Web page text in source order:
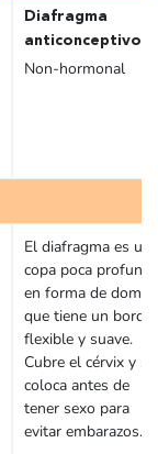
Diafragma
anticonceptivo
Non-hormonal
El diafragma es una
copa poca profunda
en forma de domo
que tiene un borde
flexible y suave.
Cubre el cérvix y se
coloca antes de
tener sexo para
evitar embarazos.